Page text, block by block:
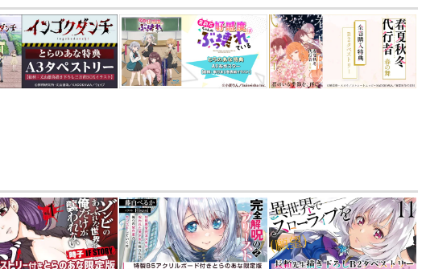
食べよう陸軍飯-野外
プル カート